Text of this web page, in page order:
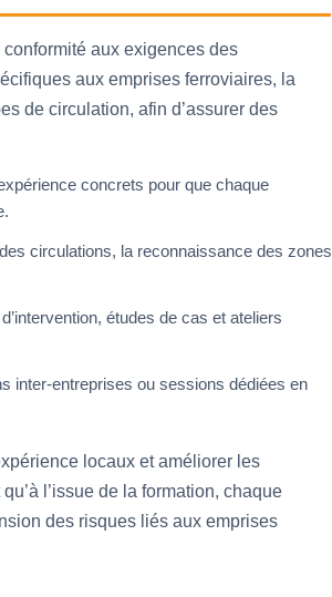
aux exigences des
aux emprises ferroviaires, la
de circulation, afin d’assurer des
concrets pour que chaque
circulations, la reconnaissance des zones
études de cas et ateliers
inter-entreprises ou sessions dédiées en
locaux et améliorer les
l’issue de la formation, chaque
des risques liés aux emprises